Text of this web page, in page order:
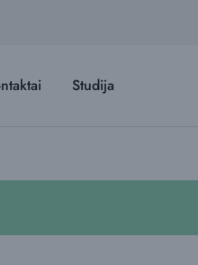
Studija